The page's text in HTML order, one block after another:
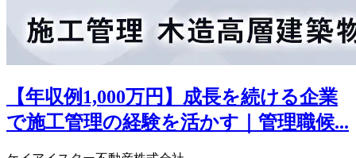
【年収例1,000万円】成長を続ける企業
で施工管理の経験を活かす｜管理職候...